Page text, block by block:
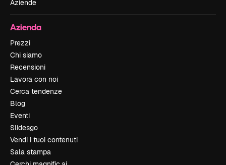
Aziende
Azienda
Prezzi
Chi siamo
Recensioni
Lavora con noi
Cerca tendenze
Blog
Eventi
Slidesgo
Vendi i tuoi contenuti
Sala stampa